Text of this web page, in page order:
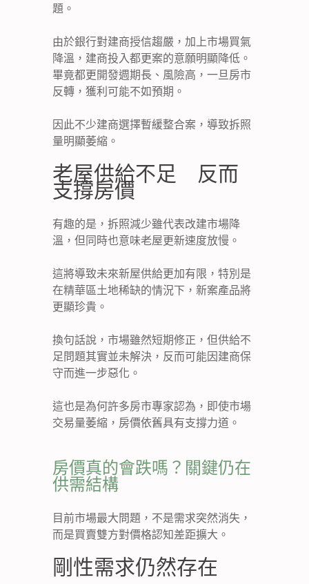
題。
由於銀行對建商授信趨嚴，加上市場買氣
降溫，建商投入都更案的意願明顯降低。
畢竟都更開發週期長、風險高，一旦房市
反轉，獲利可能不如預期。
因此不少建商選擇暫緩整合案，導致拆照
量明顯萎縮。
老屋供給不足 反而
支撐房價
有趣的是，拆照減少雖代表改建市場降
溫，但同時也意味老屋更新速度放慢。
這將導致未來新屋供給更加有限，特別是
在精華區土地稀缺的情況下，新案產品將
更顯珍貴。
換句話說，市場雖然短期修正，但供給不
足問題其實並未解決，反而可能因建商保
守而進一步惡化。
這也是為何許多房市專家認為，即使市場
交易量萎縮，房價依舊具有支撐力道。
房價真的會跌嗎？關鍵仍在
供需結構
目前市場最大問題，不是需求突然消失，
而是買賣雙方對價格認知差距擴大。
剛性需求仍然存在